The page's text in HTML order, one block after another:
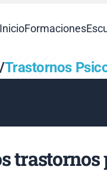
InicioFormaciones
/Trastornos